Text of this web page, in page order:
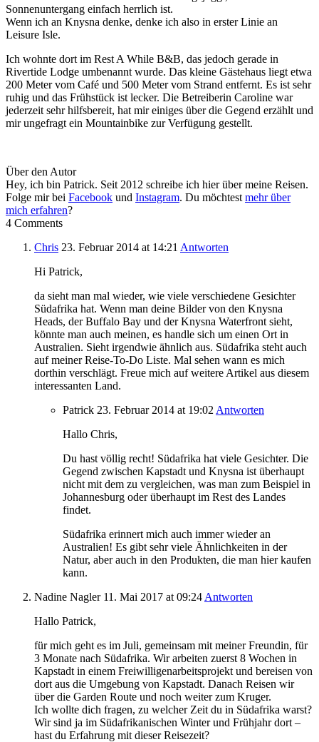
Sonnenuntergang einfach herrlich ist.
Wenn ich an Knysna denke, denke ich also in erster Linie an
Leisure Isle.
Ich wohnte dort im Rest A While B&B, das jedoch gerade in
Rivertide Lodge umbenannt wurde. Das kleine Gästehaus liegt etwa
200 Meter vom Café und 500 Meter vom Strand entfernt. Es ist sehr
ruhig und das Frühstück ist lecker. Die Betreiberin Caroline war
jederzeit sehr hilfsbereit, hat mir einiges über die Gegend erzählt und
mir ungefragt ein Mountainbike zur Verfügung gestellt.
Über den Autor
Hey, ich bin Patrick. Seit 2012 schreibe ich hier über meine Reisen.
Folge mir bei Facebook und Instagram. Du möchtest mehr über
mich erfahren?
4 Comments
Chris 23. Februar 2014 at 14:21 Antworten
Hi Patrick,
da sieht man mal wieder, wie viele verschiedene Gesichter
Südafrika hat. Wenn man deine Bilder von den Knysna
Heads, der Buffalo Bay und der Knysna Waterfront sieht,
könnte man auch meinen, es handle sich um einen Ort in
Australien. Sieht irgendwie ähnlich aus. Südafrika steht auch
auf meiner Reise-To-Do Liste. Mal sehen wann es mich
dorthin verschlägt. Freue mich auf weitere Artikel aus diesem
interessanten Land.
Patrick 23. Februar 2014 at 19:02 Antworten
Hallo Chris,
Du hast völlig recht! Südafrika hat viele Gesichter. Die
Gegend zwischen Kapstadt und Knysna ist überhaupt
nicht mit dem zu vergleichen, was man zum Beispiel in
Johannesburg oder überhaupt im Rest des Landes
findet.
Südafrika erinnert mich auch immer wieder an
Australien! Es gibt sehr viele Ähnlichkeiten in der
Natur, aber auch in den Produkten, die man hier kaufen
kann.
Nadine Nagler 11. Mai 2017 at 09:24 Antworten
Hallo Patrick,
für mich geht es im Juli, gemeinsam mit meiner Freundin, für
3 Monate nach Südafrika. Wir arbeiten zuerst 8 Wochen in
Kapstadt in einem Freiwilligenarbeitsprojekt und bereisen von
dort aus die Umgebung von Kapstadt. Danach Reisen wir
über die Garden Route und noch weiter zum Kruger.
Ich wollte dich fragen, zu welcher Zeit du in Südafrika warst?
Wir sind ja im Südafrikanischen Winter und Frühjahr dort –
hast du Erfahrung mit dieser Reisezeit?